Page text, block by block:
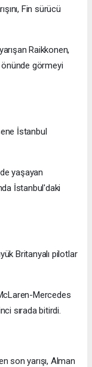
Fin sürücü
Raikkonen,
önünde görmeyi
İstanbul
yaşayan
İstanbul'daki
Britanyalı pilotlar
Mercedes
sırada bitirdi.
son yarışı, Alman